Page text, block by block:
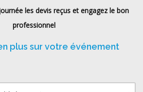
les devis reçus et engagez le bon
professionnel
plus sur votre événement